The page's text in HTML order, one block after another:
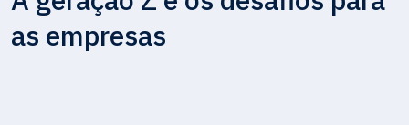
as empresas